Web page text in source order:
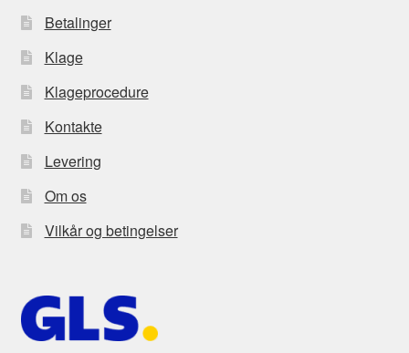
Betalinger
Klage
Klageprocedure
Kontakte
Levering
Om os
Vilkår og betingelser